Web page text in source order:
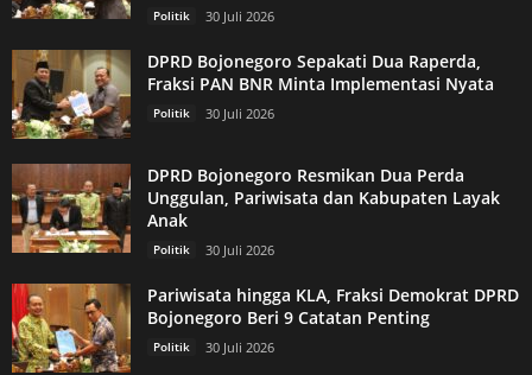
Politik 30 Juli 2026
DPRD Bojonegoro Sepakati Dua Raperda,
Fraksi PAN BNR Minta Implementasi Nyata
Politik 30 Juli 2026
DPRD Bojonegoro Resmikan Dua Perda
Unggulan, Pariwisata dan Kabupaten Layak
Anak
Politik 30 Juli 2026
Pariwisata hingga KLA, Fraksi Demokrat DPRD
Bojonegoro Beri 9 Catatan Penting
Politik 30 Juli 2026